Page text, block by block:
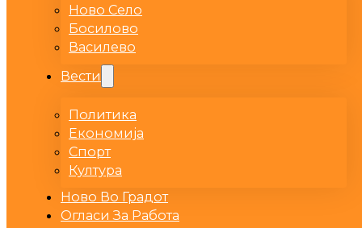
Ново Село
Босилово
Василево
Вести
Политика
Економија
Спорт
Култура
Ново Во Градот
Огласи За Работа